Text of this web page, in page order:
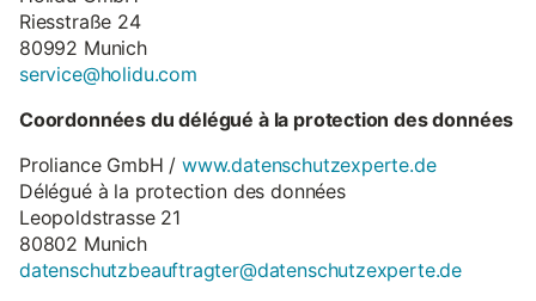
Riesstraße 24
80992 Munich
service@holidu.com
Coordonnées du délégué à la protection des données
Proliance GmbH /www.datenschutzexperte.de
Délégué à la protection des données
Leopoldstrasse 21
80802 Munich
datenschutzbeauftragter@datenschutzexperte.de